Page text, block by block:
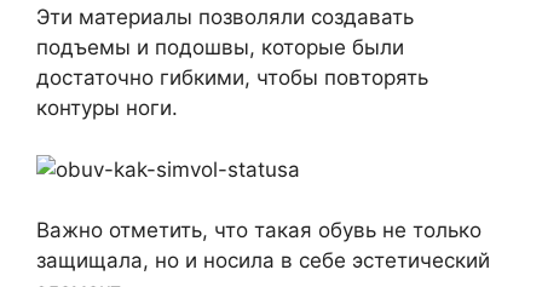
Эти материалы позволяли создавать
подъемы и подошвы, которые были
достаточно гибкими, чтобы повторять
контуры ноги.
Важно отметить, что такая обувь не только
защищала, но и носила в себе эстетический